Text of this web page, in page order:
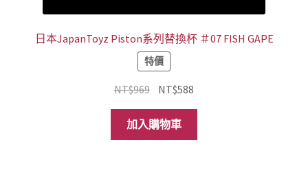
日本JapanToyz Piston系列替換杯 ＃07 FISH GAPE
特價
NT$969 原
始
價
格：
NT$588
前
格：
加入購物車